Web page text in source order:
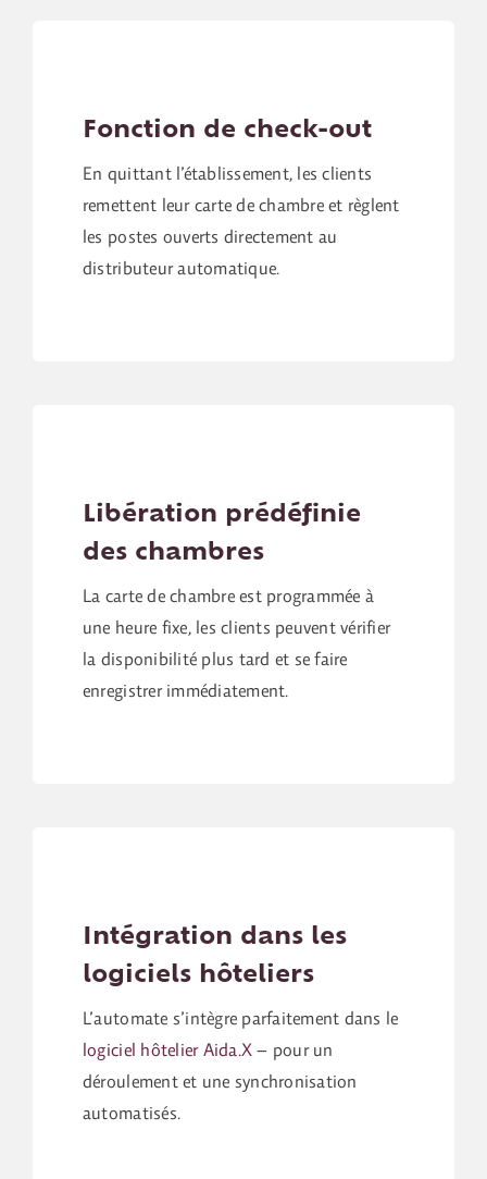
Fonction de check-out
En quittant l’établissement, les clients
remettent leur carte de chambre et règlent
les postes ouverts directement au
distributeur automatique.
Libération prédéfinie
des chambres
La carte de chambre est programmée à
une heure fixe, les clients peuvent vérifier
la disponibilité plus tard et se faire
enregistrer immédiatement.
Intégration dans les
logiciels hôteliers
L’automate s’intègre parfaitement dans le
logiciel hôtelier Aida.X – pour un
déroulement et une synchronisation
automatisés.